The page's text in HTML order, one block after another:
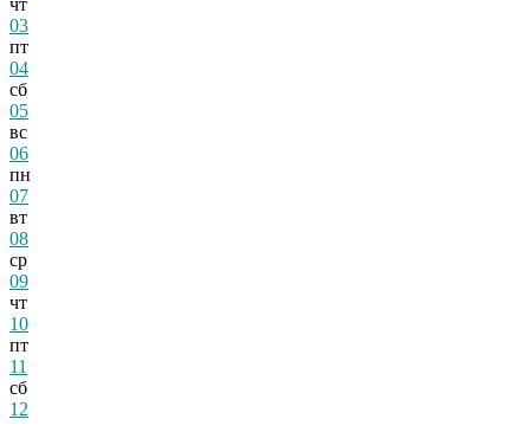
чт
03
пт
04
сб
05
вс
06
пн
07
вт
08
ср
09
чт
10
пт
11
сб
12